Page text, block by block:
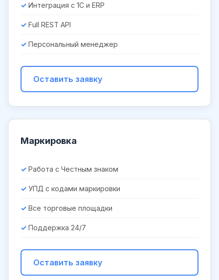
Интеграция с 1С и ERP
Full REST API
Персональный менеджер
Оставить заявку
Маркировка
Работа с Честным знаком
УПД с кодами маркировки
Все торговые площадки
Поддержка 24/7
Оставить заявку